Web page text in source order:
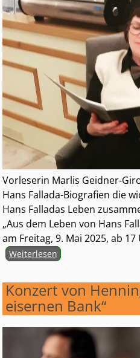
Vorleserin Marlis Geidner-
Hans Fallada-Biografien die
Hans Falladas Leben
„Aus dem Leben von Hans
am Freitag, 9. Mai 2025, ab 17
Weiterlesen
Konzert von
eisernen Bank“